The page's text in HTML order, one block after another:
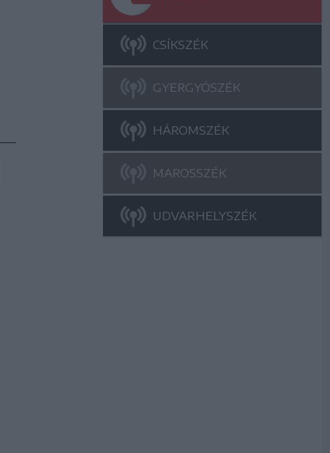
CSÍKSZÉK
GYERGYÓSZÉK
HÁROMSZÉK
MAROSSZÉK
UDVARHELYSZÉK